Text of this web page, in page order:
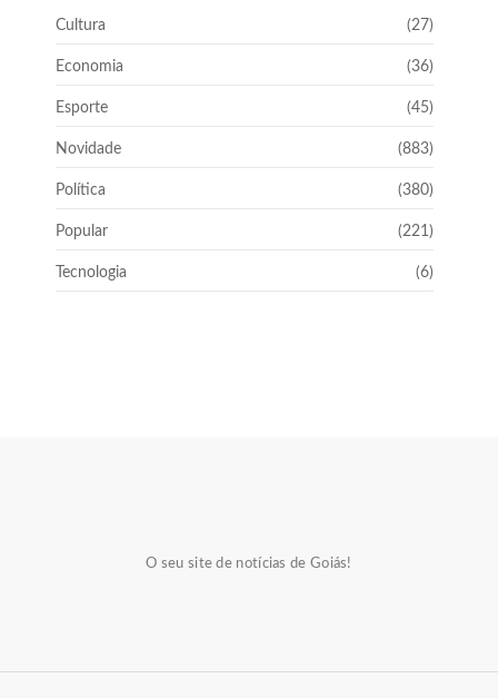
Cultura (27)
Economia (36)
Esporte (45)
Novidade (883)
Política (380)
Popular (221)
Tecnologia (6)
O seu site de notícias de Goiás!